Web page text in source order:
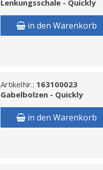
Lenkungsschale - Quickly
in den Warenkorb
ArtikelNr.: 163100023
Gabelbolzen - Quickly
in den Warenkorb